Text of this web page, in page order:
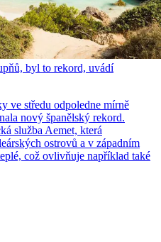
byl to rekord, uvádí
ve středu odpoledne mírně
nový španělský rekord.
služba Aemet, která
ostrovů a v západním
což ovlivňuje například také